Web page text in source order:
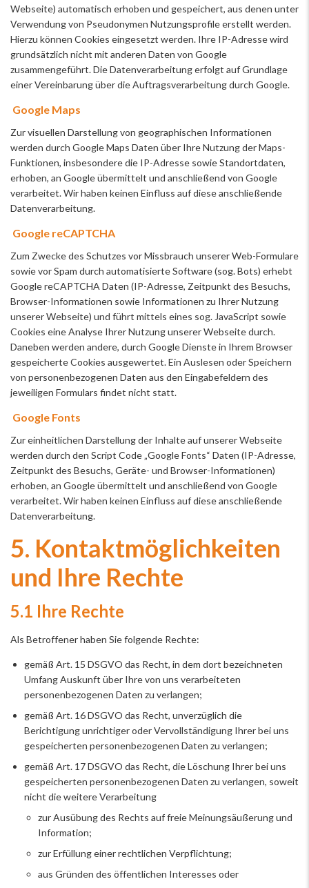
Webseite) automatisch erhoben und gespeichert, aus denen unter
Verwendung von Pseudonymen Nutzungsprofile erstellt werden.
Hierzu können Cookies eingesetzt werden. Ihre IP-Adresse wird
grundsätzlich nicht mit anderen Daten von Google
zusammengeführt. Die Datenverarbeitung erfolgt auf Grundlage
einer Vereinbarung über die Auftragsverarbeitung durch Google.
Google Maps
Zur visuellen Darstellung von geographischen Informationen
werden durch Google Maps Daten über Ihre Nutzung der Maps-
Funktionen, insbesondere die IP-Adresse sowie Standortdaten,
erhoben, an Google übermittelt und anschließend von Google
verarbeitet. Wir haben keinen Einfluss auf diese anschließende
Datenverarbeitung.
Google reCAPTCHA
Zum Zwecke des Schutzes vor Missbrauch unserer Web-Formulare
sowie vor Spam durch automatisierte Software (sog. Bots) erhebt
Google reCAPTCHA Daten (IP-Adresse, Zeitpunkt des Besuchs,
Browser-Informationen sowie Informationen zu Ihrer Nutzung
unserer Webseite) und führt mittels eines sog. JavaScript sowie
Cookies eine Analyse Ihrer Nutzung unserer Webseite durch.
Daneben werden andere, durch Google Dienste in Ihrem Browser
gespeicherte Cookies ausgewertet. Ein Auslesen oder Speichern
von personenbezogenen Daten aus den Eingabefeldern des
jeweiligen Formulars findet nicht statt.
Google Fonts
Zur einheitlichen Darstellung der Inhalte auf unserer Webseite
werden durch den Script Code „Google Fonts“ Daten (IP-Adresse,
Zeitpunkt des Besuchs, Geräte- und Browser-Informationen)
erhoben, an Google übermittelt und anschließend von Google
verarbeitet. Wir haben keinen Einfluss auf diese anschließende
Datenverarbeitung.
5. Kontaktmöglichkeiten
und Ihre Rechte
5.1 Ihre Rechte
Als Betroffener haben Sie folgende Rechte:
gemäß Art. 15 DSGVO das Recht, in dem dort bezeichneten
Umfang Auskunft über Ihre von uns verarbeiteten
personenbezogenen Daten zu verlangen;
gemäß Art. 16 DSGVO das Recht, unverzüglich die
Berichtigung unrichtiger oder Vervollständigung Ihrer bei uns
gespeicherten personenbezogenen Daten zu verlangen;
gemäß Art. 17 DSGVO das Recht, die Löschung Ihrer bei uns
gespeicherten personenbezogenen Daten zu verlangen, soweit
nicht die weitere Verarbeitung
zur Ausübung des Rechts auf freie Meinungsäußerung und
Information;
zur Erfüllung einer rechtlichen Verpflichtung;
aus Gründen des öffentlichen Interesses oder